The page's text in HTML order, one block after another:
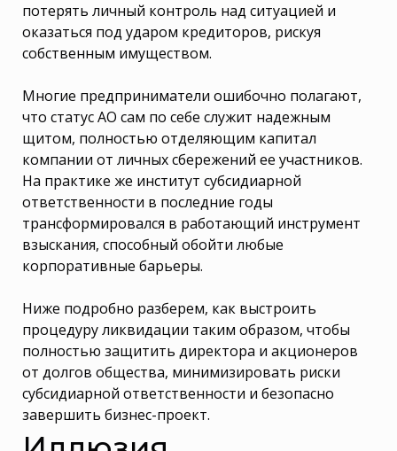
потерять личный контроль над ситуацией и
оказаться под ударом кредиторов, рискуя
собственным имуществом.
Многие предприниматели ошибочно полагают,
что статус АО сам по себе служит надежным
щитом, полностью отделяющим капитал
компании от личных сбережений ее участников.
На практике же институт субсидиарной
ответственности в последние годы
трансформировался в работающий инструмент
взыскания, способный обойти любые
корпоративные барьеры.
Ниже подробно разберем, как выстроить
процедуру ликвидации таким образом, чтобы
полностью защитить директора и акционеров
от долгов общества, минимизировать риски
субсидиарной ответственности и безопасно
завершить бизнес-проект.